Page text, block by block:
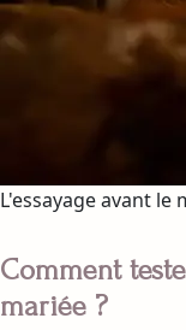
L'essayage avant
Comment
mariée ?